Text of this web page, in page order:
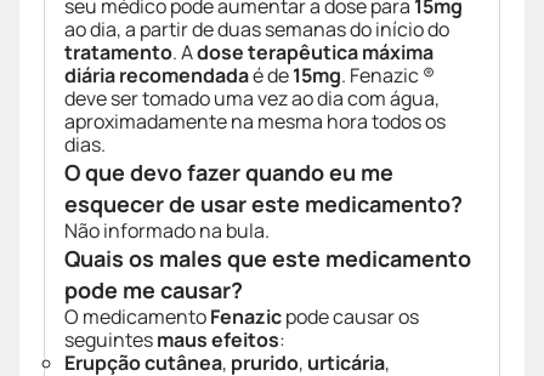
seu médico pode aumentar a dose para 15mg
ao dia, a partir de duas semanas do início do
tratamento. Adose terapêutica máxima
diária recomendadaé de15mg. Fenazic ®
deve ser tomado uma vez ao dia com água,
aproximadamente na mesma hora todos os
dias.
O que devo fazer quando eu me
esquecer de usar este medicamento?
Não informado na bula.
Quais os males que este medicamento
pode me causar?
O medicamentoFenazicpode causar os
seguintesmaus efeitos:
Erupção cutânea, prurido, urticária,